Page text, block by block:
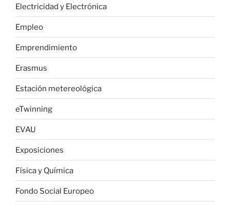
Electricidad y Electrónica
Empleo
Emprendimiento
Erasmus
Estación metereológica
eTwinning
EVAU
Exposiciones
Física y Química
Fondo Social Europeo